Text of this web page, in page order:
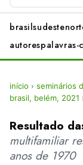
brasilsudeste
autorespalavras-
início › seminários
brasil, belém, 2021
Resultado
multifamiliar
anos de 1970